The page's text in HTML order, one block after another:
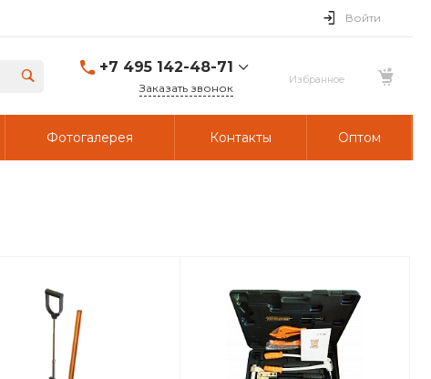
Войти
+7 495 142-48-71
Заказать звонок
Фотогалерея Контакты Оптом